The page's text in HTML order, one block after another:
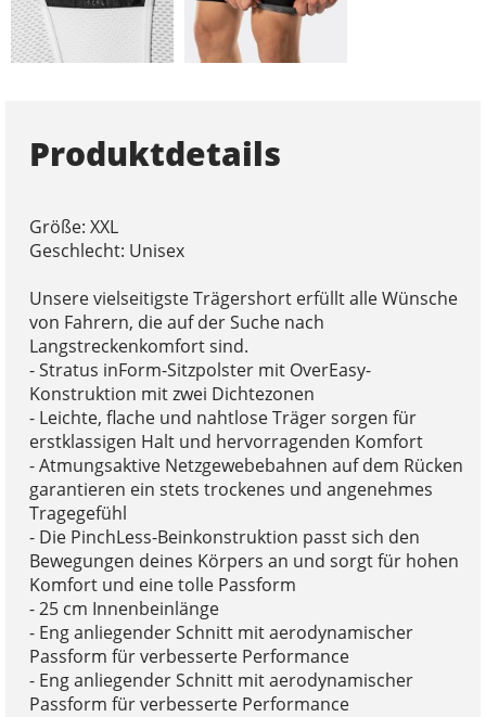
Produktdetails
Größe: XXL
Geschlecht: Unisex
Unsere vielseitigste Trägershort erfüllt alle Wünsche
von Fahrern, die auf der Suche nach
Langstreckenkomfort sind.
- Stratus inForm-Sitzpolster mit OverEasy-
Konstruktion mit zwei Dichtezonen
- Leichte, flache und nahtlose Träger sorgen für
erstklassigen Halt und hervorragenden Komfort
- Atmungsaktive Netzgewebebahnen auf dem Rücken
garantieren ein stets trockenes und angenehmes
Tragegefühl
- Die PinchLess-Beinkonstruktion passt sich den
Bewegungen deines Körpers an und sorgt für hohen
Komfort und eine tolle Passform
- 25 cm Innenbeinlänge
- Eng anliegender Schnitt mit aerodynamischer
Passform für verbesserte Performance
- Eng anliegender Schnitt mit aerodynamischer
Passform für verbesserte Performance